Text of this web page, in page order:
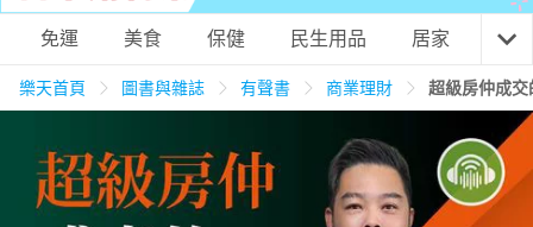
購物網分類
天天免運 美食蛋糕 養生保健 民生用品
免運 美食 保健 民生用品 居家 3C
樂天首頁 圖書與雜誌 有聲書 商業理財 超級房仲成